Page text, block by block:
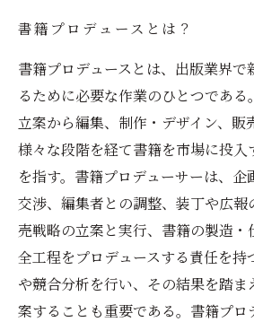
書籍プロデュースとは？
書籍プロデュースとは、出版業界で
るために必要な作業のひとつであ
立案から編集、制作・デザイン、販
様々な段階を経て書籍を市場に投入
を指す。書籍プロデューサーは、企
交渉、編集者との調整、装丁や広報
売戦略の立案と実行、書籍の製造・
全工程をプロデュースする責任を持
や競合分析を行い、その結果を踏
案することも重要である。書籍プロ